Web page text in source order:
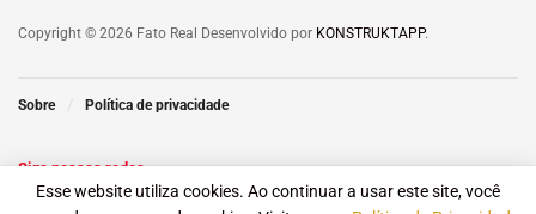
Copyright © 2026 Fato Real Desenvolvido por KONSTRUKTAPP.
Sobre Política de privacidade
Siga nossas redes
Esse website utiliza cookies. Ao continuar a usar este site, você